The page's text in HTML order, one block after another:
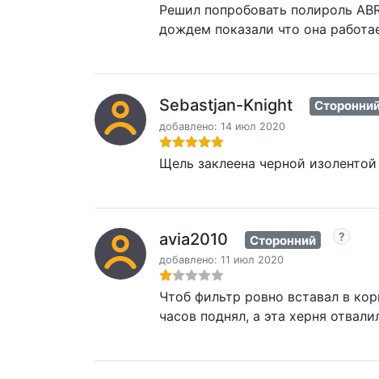
Решил попробовать полироль
дождем показали что она
Sebastjan-Knight
добавлено: 14 июл 2020
Щель заклеена черной
avia2010 Сторонний
добавлено: 11 июл 2020
Чтоб фильтр ровно вставал в
часов поднял, а эта херня